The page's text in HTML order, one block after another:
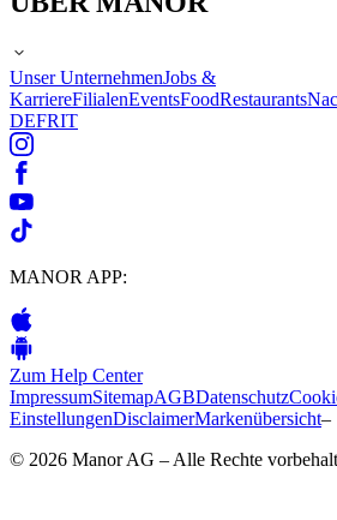
Unser UnternehmenJobs &
KarriereFilialenEventsFoodRestaurants
DEFRIT
MANOR APP:
Zum Help Center
ImpressumSitemapAGBDatenschutz
EinstellungenDisclaimerMarkenübersicht–
© 2026 Manor AG – Alle Rechte